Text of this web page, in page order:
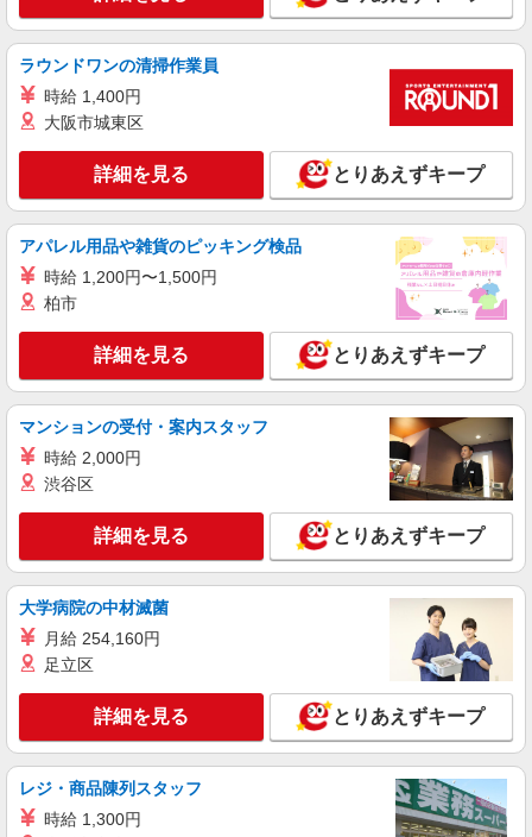
月給219,500円〜225,500円 ※経験・能力に
ヶ月） 時給1,250円＋TOEIC手当（726点以上
5,000円／月、856点以上10,000円／月）
東京都中央区銀座4-2-12 銀座クリスタルビル
リーガルファクトリーストア八重洲店
靴の販売・接客スタッフ
月給214,500円〜215,500円 ※経験・能力に
よる ※試用期間（3〜6ヶ月※勤務内容による）は
東京都 中央区日本橋3-1-4 画廊ビル1・2Ｆ
キープ 詳細を見る
アルバイト パート
リベーチェ
［アルバイト］時給1,500円 ※経験・能力によ
り優遇します。
日本橋高島屋S.C. 新館： 東京都中央区日本
橋2-5-1
キープ 詳細を見る
契約社員
REGAL ヤエチカ
REGALの革靴の販売・接客スタッフ
月給214,500円〜215,500円 ※経験・能力に
よる ※試用期間（3〜6ヶ月※勤務内容による）は
東京都中央区八重洲2-1 八重洲地下街外堀地下
ラウンドワンの清掃作業員
時給 1,400円
大阪市城東区
詳細を見る とりあえずキープ
アパレル用品や雑貨のピッキング検品
時給 1,200円〜1,500円
柏市
詳細を見る とりあえずキープ
マンションの受付・案内スタッフ
時給 2,000円
渋谷区
詳細を見る とりあえずキープ
大学病院の中材滅菌
月給 254,160円
足立区
詳細を見る とりあえずキープ
レジ・商品陳列スタッフ
時給 1,300円